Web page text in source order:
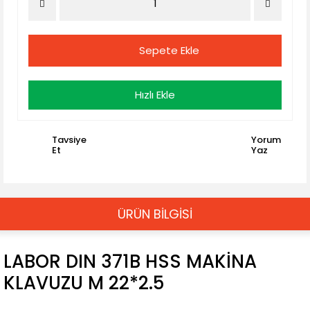
Sepete Ekle
Hızlı Ekle
Tavsiye
Et
Yorum
Yaz
ÜRÜN BİLGİSİ
LABOR DIN 371B HSS MAKİNA
KLAVUZU M 22*2.5